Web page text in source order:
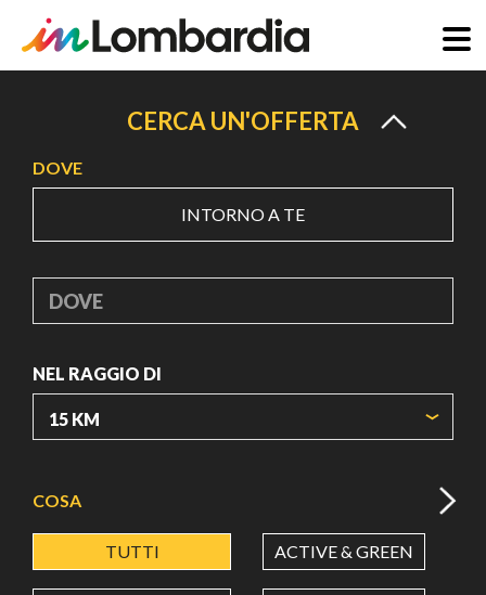
principale
CERCA UN'OFFERTA
DOVE
INTORNO A TE
DOVE
NEL RAGGIO DI
LATITUDINE
COSA
TUTTI ACTIVE & GREEN